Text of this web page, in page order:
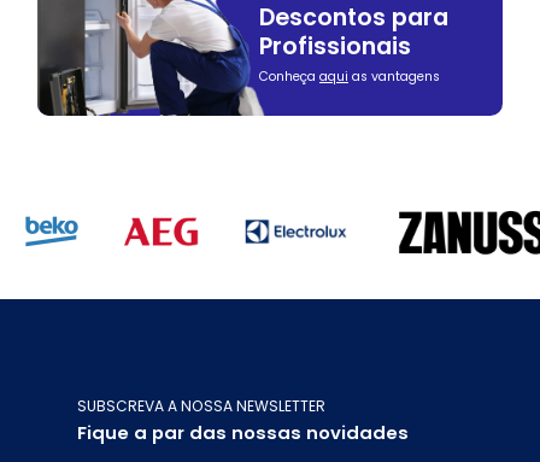
Descontos para
Profissionais
Conheça aqui as vantagens
SUBSCREVA A NOSSA NEWSLETTER
Fique a par das nossas novidades